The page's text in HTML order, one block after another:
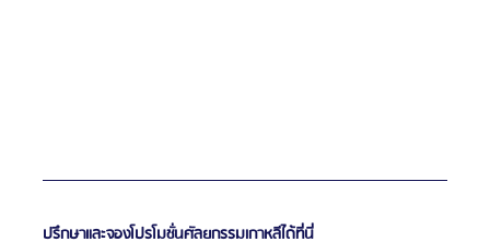
ปรึกษาและจองโปรโมชั่นศัลยกรรมเกาหลีได้ที่นี่